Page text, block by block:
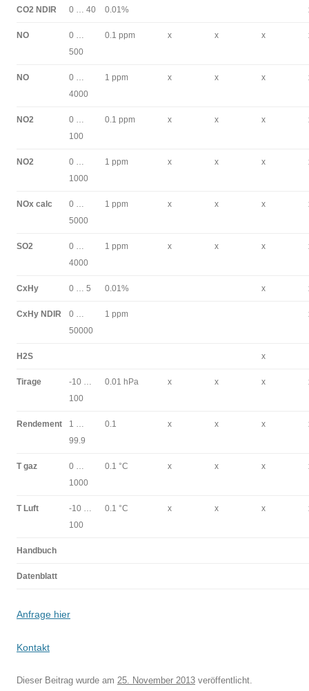
CO2 NDIR 0 … 40 0.01%
NO
0 …
500
0.1 ppm x x x
NO
0 …
4000
1 ppm x x x
NO2
0 …
100
0.1 ppm x x x
NO2
0 …
1000
1 ppm x x x
NOx calc
0 …
5000
1 ppm x x x
SO2
0 …
4000
1 ppm x x x
CxHy 0 … 5 0.01% x
CxHy NDIR
0 …
50000
1 ppm
H2S x
Tirage
-10 …
100
0.01 hPa x x x
Rendement
1 …
99.9
0.1 x x x
T gaz
0 …
1000
0.1 °C x x x
T Luft
-10 …
100
0.1 °C x x x
Handbuch
Datenblatt
Anfrage hier
Kontakt
Dieser Beitrag wurde am 25. November 2013 veröffentlicht.